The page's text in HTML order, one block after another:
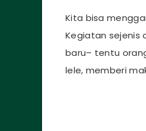
Kita bisa
Kegiatan sejenis
baru– tentu
lele, memberi